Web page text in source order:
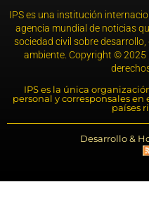
IPS es una institución
agencia mundial de noticias
sociedad civil sobre
ambiente. Copyright © 2025
IPS es la única
personal y corresponsales
países
Desarrollo &